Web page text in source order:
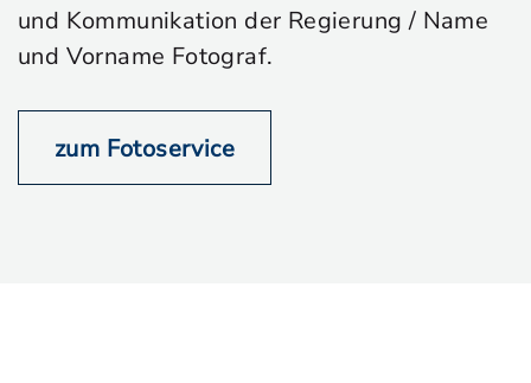
und Kommunikation der Regierung / Name
und Vorname Fotograf.
zum Fotoservice